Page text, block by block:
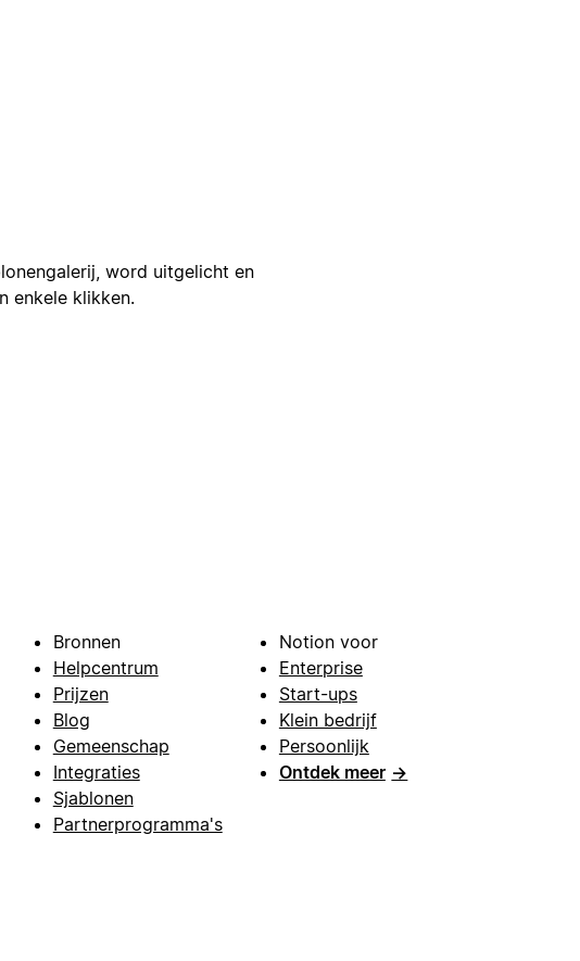
word uitgelicht en
enkele klikken.
Bronnen
Helpcentrum
Prijzen
Blog
Gemeenschap
Integraties
Sjablonen
Partnerprogramma's
Notion voor
Enterprise
Start-ups
Klein bedrijf
Persoonlijk
Ontdek meer →